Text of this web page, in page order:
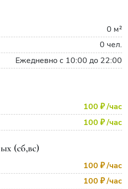
0 м²
0 чел.
Ежедневно с 10:00 до 22:00
100 ₽/час
100 ₽/час
(сб,вс)
100 ₽/час
100 ₽/час